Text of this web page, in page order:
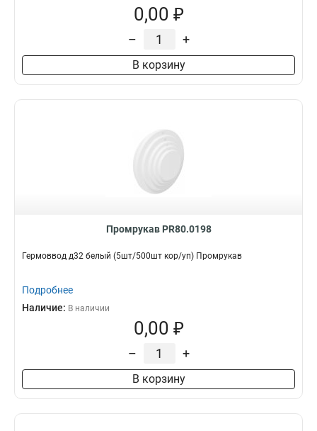
0,00 ₽
– +
В корзину
Промрукав PR80.0198
Гермоввод д32 белый (5шт/500шт кор/уп) Промрукав
Подробнее
Наличие: В наличии
0,00 ₽
– +
В корзину